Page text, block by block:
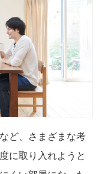
ど、さまざまな考
に取り入れようと